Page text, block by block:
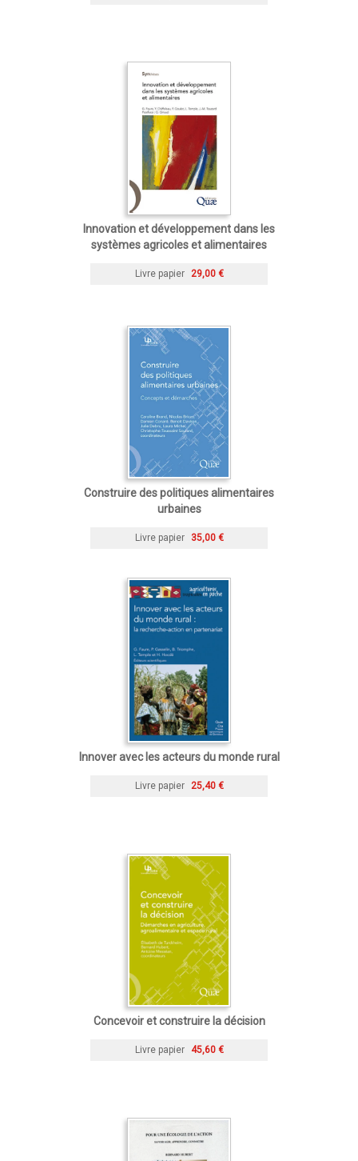
Innovation et développement dans les
systèmes agricoles et alimentaires
Livre papier 29,00 €
Construire des politiques alimentaires
urbaines
Livre papier 35,00 €
Innover avec les acteurs du monde rural
Livre papier 25,40 €
Concevoir et construire la décision
Livre papier 45,60 €